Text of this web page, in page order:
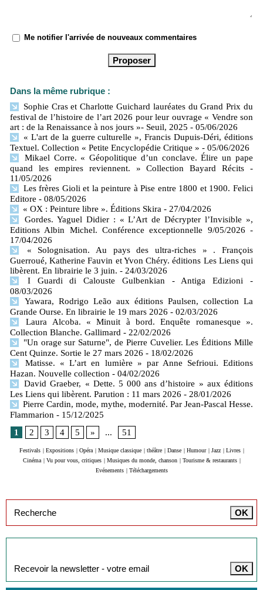
Me notifier l'arrivée de nouveaux commentaires
Dans la même rubrique :
Sophie Cras et Charlotte Guichard lauréates du Grand Prix du
festival de l’histoire de l’art 2026 pour leur ouvrage « Vendre son
art : de la Renaissance à nos jours »- Seuil, 2025 - 05/06/2026
« L'art de la guerre culturelle », Francis Dupuis-Déri, éditions
Textuel. Collection « Petite Encyclopédie Critique » - 05/06/2026
Mikael Corre. « Géopolitique d’un conclave. Élire un pape
quand les empires reviennent. » Collection Bayard Récits
-
11/05/2026
Les frères Gioli et la peinture à Pise entre 1800 et 1900. Felici
Editore - 08/05/2026
« OX : Peinture libre ». Éditions Skira - 27/04/2026
Gordes. Yaguel Didier : « L’Art de Décrypter l’Invisible »,
Editions Albin Michel. Conférence exceptionnelle 9/05/2026 -
17/04/2026
« Solognisation. Au pays des ultra-riches » . François
Guerroué, Katherine Fauvin et Yvon Chéry. éditions Les Liens qui
libèrent. En librairie le 3 juin. - 24/03/2026
I Guardi di Calouste Gulbenkian - Antiga Edizioni
-
08/03/2026
Yawara, Rodrigo Leão aux éditions Paulsen, collection La
Grande Ourse. En librairie le 19 mars 2026 - 02/03/2026
Laura Alcoba. « Minuit à bord. Enquête romanesque ».
Collection Blanche. Gallimard - 22/02/2026
"Un orage sur Saturne", de Pierre Cuvelier. Les Éditions Mille
Cent Quinze. Sortie le 27 mars 2026 - 18/02/2026
Matisse. « L’art en lumière » par Anne Sefrioui. Editions
Hazan. Nouvelle collection - 04/02/2026
David Graeber, « Dette. 5 000 ans d’histoire » aux éditions
Les Liens qui libèrent. Parution : 11 mars 2026 - 28/01/2026
Pierre Cardin, mode, mythe, modernité. Par Jean-Pascal Hesse.
Flammarion - 15/12/2025
1
2 3 4 5 » ... 51
Festivals Expositions Opéra Musique classique théâtre Danse Humour Jazz Livres
Cinéma
Vu pour vous, critiques Musiques du monde, chanson Tourisme & restaurants
Evénements
Téléchargements